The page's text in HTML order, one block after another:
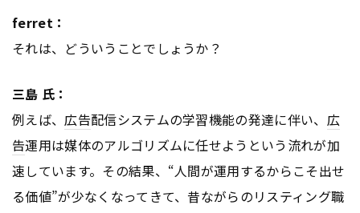
ferret：
それは、どういうことでしょうか？
三島 氏：
例えば、広告配信システムの学習機能の発達に伴い、 広
告運用は媒体のアルゴリズムに任せようという流れが加
速しています。その結果、“人間が運用するからこそ出せ
る価値”が少なくなってきて、昔ながらのリスティング職